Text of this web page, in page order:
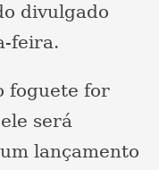
divulgado
feira.
foguete for
será
lançamento